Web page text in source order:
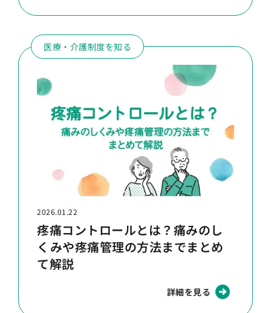
医療・介護制度を知る
2026.01.22
疼痛コントロールとは？痛みのし
くみや疼痛管理の方法までまとめ
て解説
詳細を見る